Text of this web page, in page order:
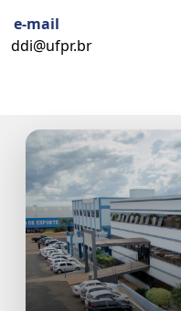
e-mail
ddi@ufpr.br